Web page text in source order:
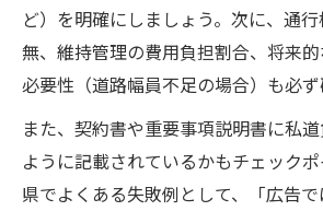
ど）を明確にしましょう。次に、通
無、維持管理の費用負担割合、将来
必要性（道路幅員不足の場合）も必ず
また、契約書や重要事項説明書に私
ように記載されているかもチェック
県でよくある失敗例として、「広告